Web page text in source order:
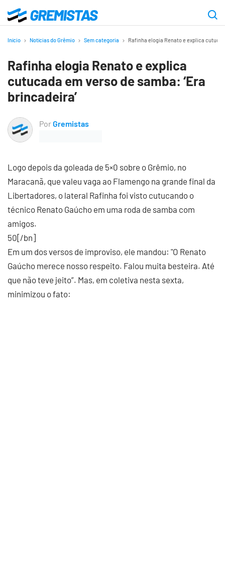
para
principal
Gremistas
Início Notícias do Grêmio Sem categoria Rafinha elogia Renato e explica
Rafinha elogia Renato e explica
cutucada em verso de samba: ‘Era
brincadeira’
PorGremistas
Logo depois da goleada de 5×0 sobre o Grêmio, no
Maracanã, que valeu vaga ao Flamengo na grande final da
Libertadores, o lateral Rafinha foi visto cutucando o
técnico Renato Gaúcho em uma roda de samba com
amigos.
50[/bn]
Em um dos versos de improviso, ele mandou: "O Renato
Gaúcho merece nosso respeito. Falou muita besteira. Até
que não teve jeito”. Mas, em coletiva nesta sexta,
minimizou o fato: